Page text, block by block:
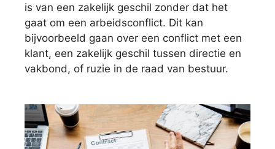
is van een zakelijk geschil zonder dat het
gaat om een arbeidsconflict. Dit kan
bijvoorbeeld gaan over een conflict met een
klant, een zakelijk geschil tussen directie en
vakbond, of ruzie in de raad van bestuur.